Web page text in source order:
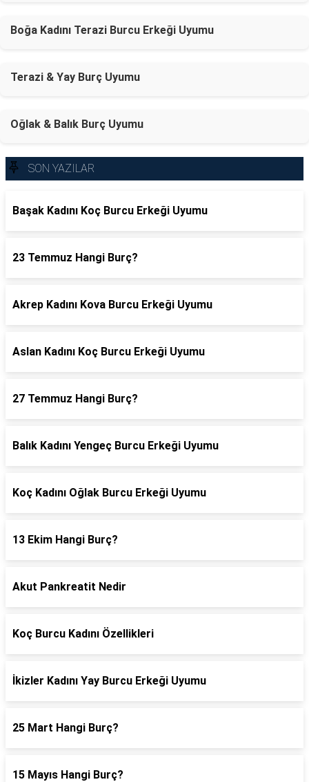
Boğa Kadını Terazi Burcu Erkeği Uyumu
Terazi & Yay Burç Uyumu
Oğlak & Balık Burç Uyumu
SON YAZILAR
Başak Kadını Koç Burcu Erkeği Uyumu
23 Temmuz Hangi Burç?
Akrep Kadını Kova Burcu Erkeği Uyumu
Aslan Kadını Koç Burcu Erkeği Uyumu
27 Temmuz Hangi Burç?
Balık Kadını Yengeç Burcu Erkeği Uyumu
Koç Kadını Oğlak Burcu Erkeği Uyumu
13 Ekim Hangi Burç?
Akut Pankreatit Nedir
Koç Burcu Kadını Özellikleri
İkizler Kadını Yay Burcu Erkeği Uyumu
25 Mart Hangi Burç?
15 Mayıs Hangi Burç?